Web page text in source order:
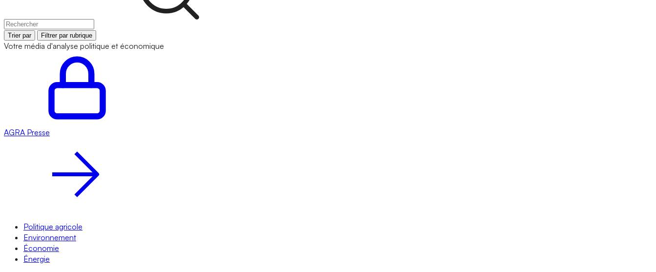
Trier par Filtrer par rubrique
Votre média d'analyse politique et économique
AGRA Presse
Politique agricole
Environnement
Économie
Énergie